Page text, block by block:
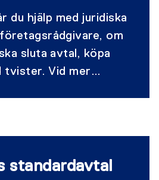
du hjälp med juridiska
om
sluta avtal, köpa
tvister. Vid mer
standardavtal